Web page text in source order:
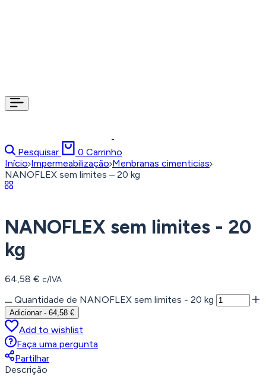
Pesquisar 0 Carrinho
Início Impermeabilização Menbranas cimenticias
NANOFLEX sem limites – 20 kg
NANOFLEX sem limites - 20
kg
64,58 € c/IVA
Quantidade de NANOFLEX sem limites - 20 kg
Adicionar - 64,58 €
Add to wishlist
Faça uma pergunta
Partilhar
Descrição